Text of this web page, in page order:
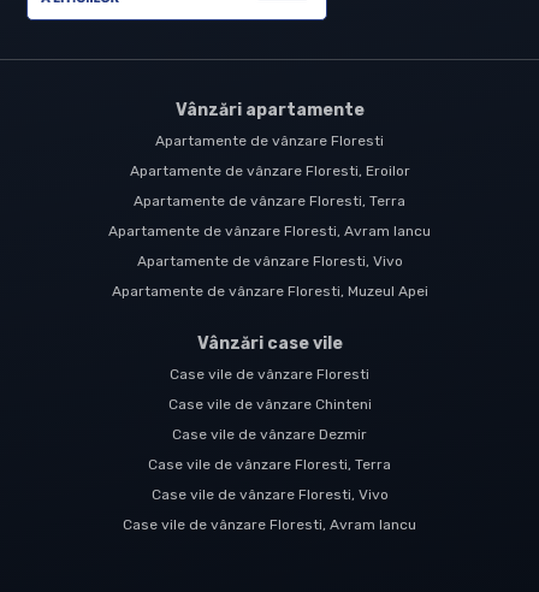
Vânzări apartamente
Apartamente de vânzare Floresti
Apartamente de vânzare Floresti, Eroilor
Apartamente de vânzare Floresti, Terra
Apartamente de vânzare Floresti, Avram Iancu
Apartamente de vânzare Floresti, Vivo
Apartamente de vânzare Floresti, Muzeul Apei
Vânzări case vile
Case vile de vânzare Floresti
Case vile de vânzare Chinteni
Case vile de vânzare Dezmir
Case vile de vânzare Floresti, Terra
Case vile de vânzare Floresti, Vivo
Case vile de vânzare Floresti, Avram Iancu